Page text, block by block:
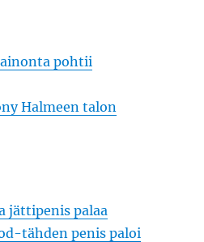
pohtii
Halmeen talon
jättipenis palaa
tähden penis paloi